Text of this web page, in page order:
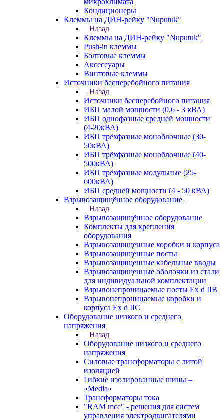
микроклимата
Кондиционеры
Клеммы на ДИН-рейку "Nuputuk"
Назад
Клеммы на ДИН-рейку "Nuputuk"
Push-in клеммы
Болтовые клеммы
Аксессуары
Винтовые клеммы
Источники бесперебойного питания
Назад
Источники бесперебойного питания
ИБП малой мощности (0,6 - 3 кВА)
ИБП однофазные средней мощности
(4-20кВА)
ИБП трёхфазные моноблочные (30-
50кВА)
ИБП трёхфазные моноблочные (40-
500кВА)
ИБП трёхфазные модульные (25-
600кВА)
ИБП средней мощности (4 - 50 кВА)
Взрывозащищённое оборудование
Назад
Взрывозащищённое оборудование
Комплекты для крепления
оборудования
Взрывозащищенные коробки и корпуса
Взрывозащищенные посты
Взрывозащищенные кабельные вводы
Взрывозащищенные оболочки из стали
для индивидуальной комплектации
Взрывонепроницаемые посты Ex d IIB
Взрывонепроницаемые коробки и
корпуса Ex d IIС
Оборудование низкого и среднего
напряжения
Назад
Оборудование низкого и среднего
напряжения
Силовые трансформаторы с литой
изоляцией
Гибкие изолированные шины –
«Media»
Трансформаторы тока
"RAM mcc" - решения для систем
управления электродвигателями